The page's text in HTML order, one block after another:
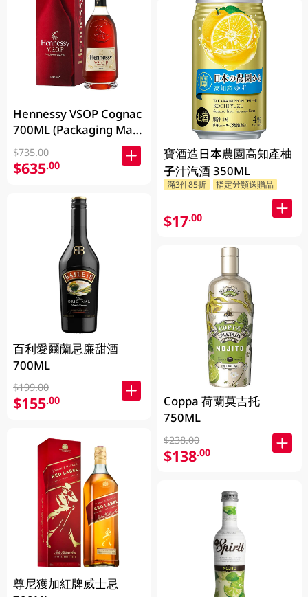
Hennessy VSOP Cognac
700ML (Packaging May
Vary )
$735.00
$635.00
百利愛爾蘭忌廉甜酒
700ML
$199.00
$155.00
尊尼獲加紅牌威士忌
寶酒造日本農園高知產柚
子汁汽酒 350ML
滿3件85折 指定分類送贈品
$17.00
Coppa 荷蘭莫吉托
750ML
$238.00
$138.00